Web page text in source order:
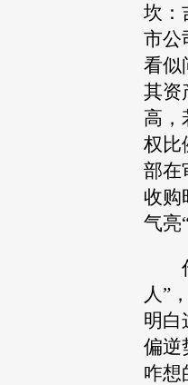
坎：
市公
看似
其资
高，
权比
部在
收购
气亮
作
人”
明白
偏逆
咋